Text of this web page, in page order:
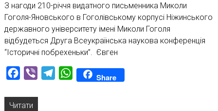
З нагоди 210-річчя видатного письменника Миколи
Гоголя-Яновського в Гоголівському корпусі Ніжинського
державного університету імені Миколи Гоголя
відбудеться Друга Всеукраїнська наукова конференція
“Історичні побрехеньки”. Євген
Facebook
Viber TelegramWhatsAppShare
Читати